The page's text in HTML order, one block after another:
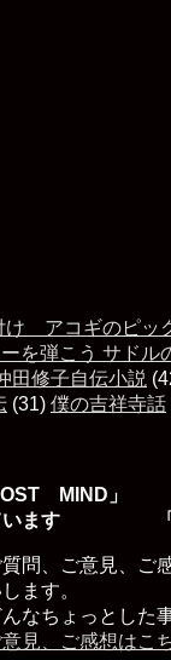
け アコギのピッ
を弾こう サドル
田修子自伝小説
(31) 僕の吉祥寺話
MIND」
しています 「
質問、ご意見、ご
ます。
んなちょっとした
意見、ご感想はこ